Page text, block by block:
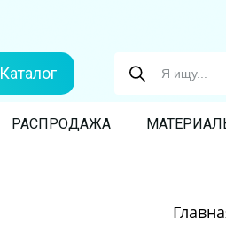
Каталог
РАСПРОДАЖА